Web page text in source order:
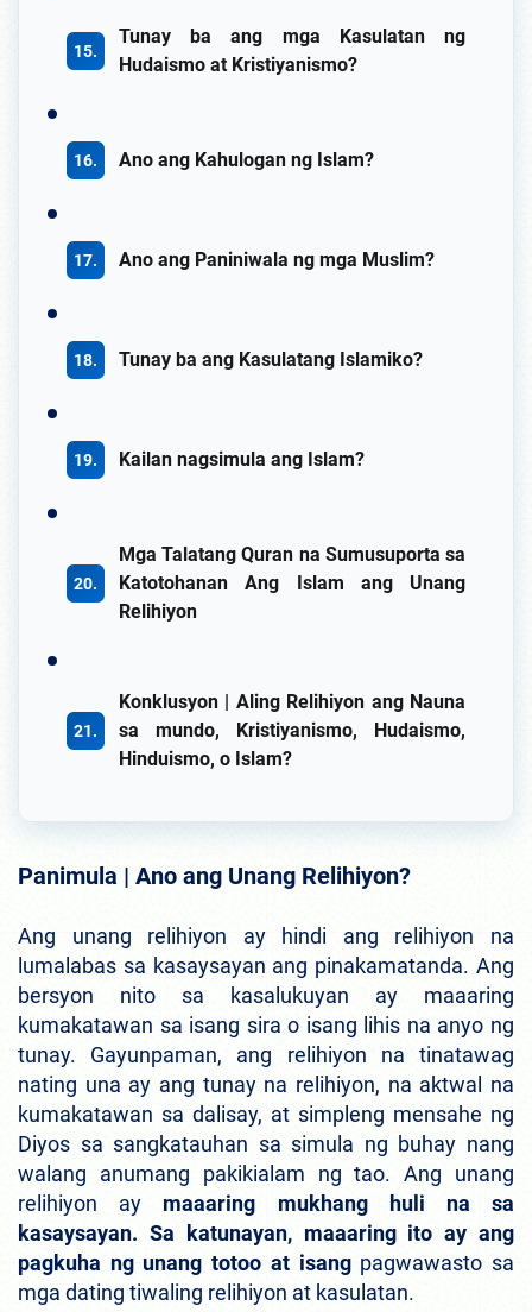
Tunay ba ang mga Kasulatan ng
Hudaismo at Kristiyanismo?
Ano ang Kahulogan ng Islam?
Ano ang Paniniwala ng mga Muslim?
Tunay ba ang Kasulatang Islamiko?
Kailan nagsimula ang Islam?
Mga Talatang Quran na Sumusuporta sa
Katotohanan Ang Islam ang Unang
Relihiyon
Konklusyon | Aling Relihiyon ang Nauna
sa mundo, Kristiyanismo, Hudaismo,
Hinduismo, o Islam?
Panimula | Ano ang Unang Relihiyon?
Ang unang relihiyon ay hindi ang relihiyon na
lumalabas sa kasaysayan ang pinakamatanda. Ang
bersyon nito sa kasalukuyan ay maaaring
kumakatawan sa isang sira o isang lihis na anyo ng
tunay. Gayunpaman, ang relihiyon na tinatawag
nating una ay ang tunay na relihiyon, na aktwal na
kumakatawan sa dalisay, at simpleng mensahe ng
Diyos sa sangkatauhan sa simula ng buhay nang
walang anumang pakikialam ng tao. Ang unang
relihiyon ay maaaring mukhang huli na sa
kasaysayan. Sa katunayan, maaaring ito ay ang
pagkuha ng unang totoo at isangpagwawasto sa
mga dating tiwaling relihiyon at kasulatan.